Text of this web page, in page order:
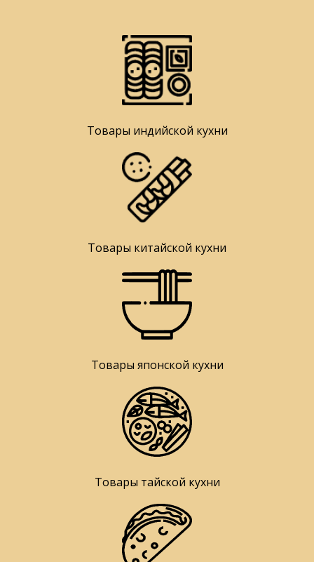
Товары индийской кухни
Товары китайской кухни
Товары японской кухни
Товары тайской кухни